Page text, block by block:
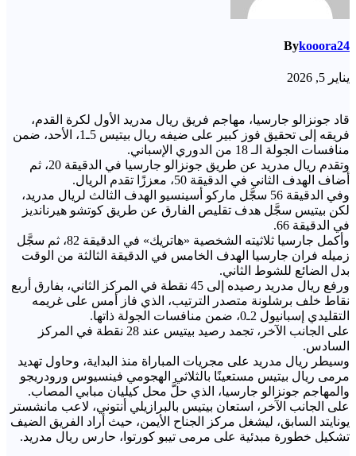
Bykooora24
يناير 5, 2026
قاد جونزالو جارسيا، مهاجم فريق ريال مدريد الأول لكرة القدم،
فريقه إلى تحقيق فوز كبير على ضيفه ريال بيتيس 5ـ1، الأحد، ضمن
منافسات الجولة الـ 18 من الدوري الإسباني.
وتقدم ريال مدريد عن طريق جونزالو جارسيا في الدقيقة 20، ثم
أضاف الهدف الثاني في الدقيقة 50، معززًا تقدم الريال.
وفي الدقيقة 56 سجَّل ماركو أسينسيو الهدف الثالث لريال مدريد،
لكن بيتيس سجَّل هدف تقليص الفارق عن طريق كوتشو هيرنانديز
في الدقيقة 66.
وأكمل جارسيا ثلاثيته الشخصية «هاتريك» في الدقيقة 82، ثم سجَّل
زميله فران جارسيا الهدف الخامس في الدقيقة الثالثة من الوقت
بدل الضائع للشوط الثاني.
ورفع ريال مدريد رصيده إلى 45 نقطة في المركز الثاني، بفارق أربع
نقاط خلف برشلونة متصدر الترتيب، الذي فاز أمس على غريمه
التقليدي إسبانيول 2ـ0، ضمن منافسات الجولة ذاتها.
على الجانب الآخر، تجمد رصيد بيتيس عند 28 نقطة في المركز
السادس.
وسيطر ريال مدريد على مجريات المباراة منذ البداية، وحاول تهديد
مرمى ريال بيتيس مستعينًا بالثلاثي الهجومي فينسيوس ورودريجو
والمهاجم جونزالو جارسيا، الذي حلَّ محل كيليان مبابي المصاب.
على الجانب الآخر، استعان بيتيس بالبرازيلي أنتوني، لاعب مانشستر
يونايتد السابق، ليشغل مركز الجناح الأيمن، حيث أراد الفريق الضيف
تشكيل خطورة مبدئية على مرمى تيبو كورتوا، حارس ريال مدريد.